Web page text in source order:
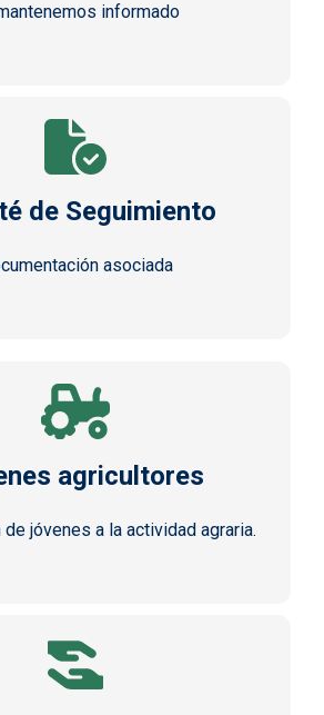
informado
de Seguimiento
asociada
agricultores
jóvenes a la actividad agraria.